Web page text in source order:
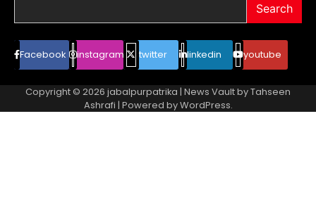
Search
Facebook instagram twitter linkedin youtube
Copyright © 2026 jabalpurpatrika | News Vault byTahseen
Ashrafi | Powered byWordPress.